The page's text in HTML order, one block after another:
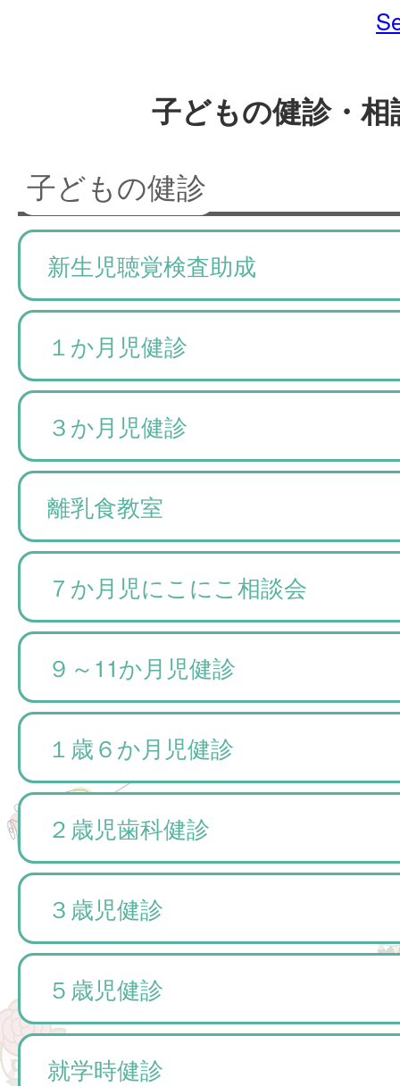
子どもの健診・相
子どもの健診
新生児聴覚検査助成
１か月児健診
３か月児健診
離乳食教室
７か月児にこにこ相談会
９～11か月児健診
１歳６か月児健診
２歳児歯科健診
３歳児健診
５歳児健診
就学時健診